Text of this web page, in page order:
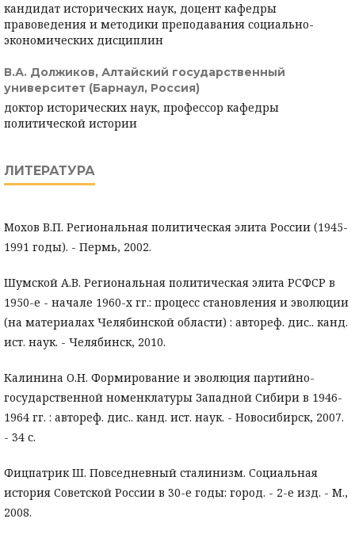
кандидат исторических наук, доцент кафедры
правоведения и методики преподавания социально-
экономических дисциплин
В.А. Должиков, Алтайский государственный
университет (Барнаул, Россия)
доктор исторических наук, профессор кафедры
политической истории
ЛИТЕРАТУРА
Мохов В.П. Региональная политическая элита России (1945-
1991 годы). - Пермь, 2002.
Шумской А.В. Региональная политическая элита РСФСР в
1950-е - начале 1960-х гг.: процесс становления и эволюции
(на материалах Челябинской области) : автореф. дис.. канд.
ист. наук. - Челябинск, 2010.
Калинина О.Н. Формирование и эволюция партийно-
государственной номенклатуры Западной Сибири в 1946-
1964 гг. : автореф. дис.. канд. ист. наук. - Новосибирск, 2007.
- 34 с.
Фицпатрик Ш. Повседневный сталинизм. Социальная
история Советской России в 30-е годы: город. - 2-е изд. - М.,
2008.